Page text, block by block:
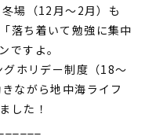
場（12 月〜2月）も
落ち着いて勉強に集中
ですよ。
ホリデー制度（18〜
ながら地中海ライフ
した！